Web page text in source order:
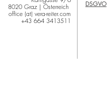
8020 Graz | Österreich
office (at) vera-reiter.com
+43 664 3413511
DSGVO